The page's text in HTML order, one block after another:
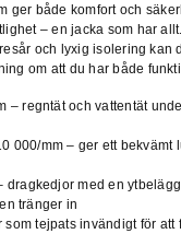
ger både komfort och
– en jacka som har
och lyxig isolering kan
om att du har både
– regntät och vattentät
000/mm – ger ett bekvämt
dragkedjor med en
tränger in
som tejpats invändigt för att